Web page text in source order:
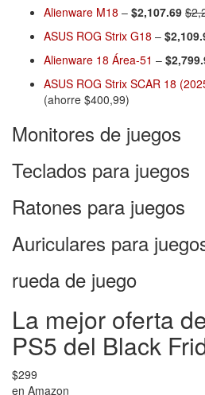
Alienware M18 – $2,107.69
ASUS ROG Strix G18 –
Alienware 18 Área-51 –
ASUS ROG Strix SCAR 18
(ahorre $400,99)
Monitores de juegos
Teclados para juegos
Ratones para juegos
Auriculares para
rueda de juego
La mejor oferta
PS5 del Black
$299
en Amazon